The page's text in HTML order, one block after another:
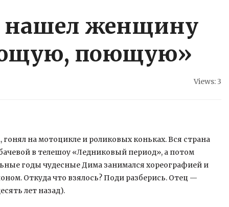
нашел женщину
поющую»
Views: 3
на мотоцикле и роликовых коньках. Вся страна
в телешоу «Ледниковый период», а потом
годы чудесные Дима занимался хореографией и
Откуда что взялось? Поди разберись. Отец —
лет назад).